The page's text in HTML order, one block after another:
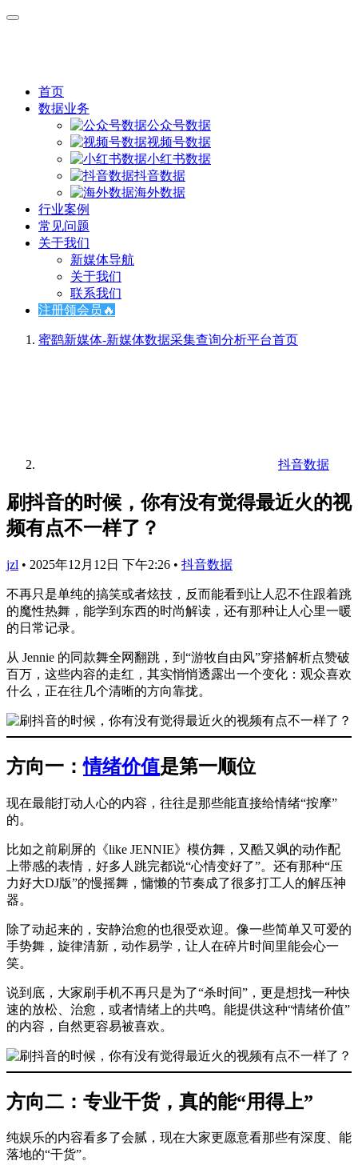
首页
数据业务
公众号数据
视频号数据
小红书数据
抖音数据
海外数据
行业案例
常见问题
关于我们
新媒体导航
关于我们
联系我们
注册领会员🔥
蜜鹞新媒体-新媒体数据采集查询分析平台首页
抖音数据
刷抖音的时候，你有没有觉得最近火的视
频有点不一样了？
jzl • 2025年12月12日 下午2:26 • 抖音数据
不再只是单纯的搞笑或者炫技，反而能看到让人忍不住跟着跳
的魔性热舞，能学到东西的时尚解读，还有那种让人心里一暖
的日常记录。
从 Jennie 的同款舞全网翻跳，到“游牧自由风”穿搭解析点赞破
百万，这些内容的走红，其实悄悄透露出一个变化：观众喜欢
什么，正在往几个清晰的方向靠拢。
方向一：情绪价值是第一顺位
现在最能打动人心的内容，往往是那些能直接给情绪“按摩”
的。
比如之前刷屏的《like JENNIE》模仿舞，又酷又飒的动作配
上带感的表情，好多人跳完都说“心情变好了”。还有那种“压
力好大DJ版”的慢摇舞，慵懒的节奏成了很多打工人的解压神
器。
除了动起来的，安静治愈的也很受欢迎。像一些简单又可爱的
手势舞，旋律清新，动作易学，让人在碎片时间里能会心一
笑。
说到底，大家刷手机不再只是为了“杀时间”，更是想找一种快
速的放松、治愈，或者情绪上的共鸣。能提供这种“情绪价值”
的内容，自然更容易被喜欢。
方向二：专业干货，真的能“用得上”
纯娱乐的内容看多了会腻，现在大家更愿意看那些有深度、能
落地的“干货”。